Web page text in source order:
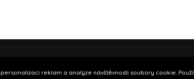
reklam a analýze návštěvnosti soubory cookie.